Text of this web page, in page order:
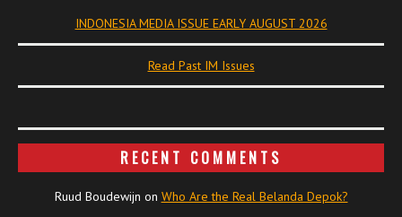
INDONESIA MEDIA ISSUE EARLY AUGUST 2026
Read Past IM Issues
RECENT COMMENTS
Ruud Boudewijn on Who Are the Real Belanda Depok?